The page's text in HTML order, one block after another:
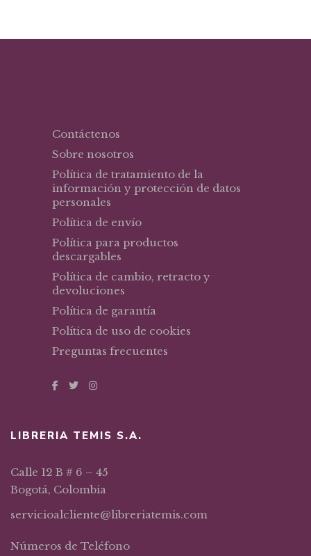
Contáctenos
Sobre nosotros
Política de tratamiento de la
información y protección de datos
personales
Política de envío
Política para productos
descargables
Política de cambio, retracto y
devoluciones
Política de garantía
Política de uso de cookies
Preguntas frecuentes
LIBRERIA TEMIS S.A.
Calle 12 B # 6 – 45
Bogotá, Colombia
servicioalcliente@libreriatemis.com
Números de Teléfono